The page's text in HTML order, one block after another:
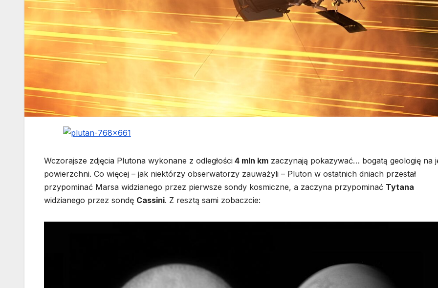
Wczorajsze zdjęcia Plutona wykonane z odległości 4 mln km zaczynają pokazywać… bogatą geologię na
powierzchni. Co więcej – jak niektórzy obserwatorzy zauważyli – Pluton w ostatnich dniach przestał
przypominać Marsa widzianego przez pierwsze sondy kosmiczne, a zaczyna przypominać Tytana
widzianego przez sondę Cassini. Z resztą sami zobaczcie: